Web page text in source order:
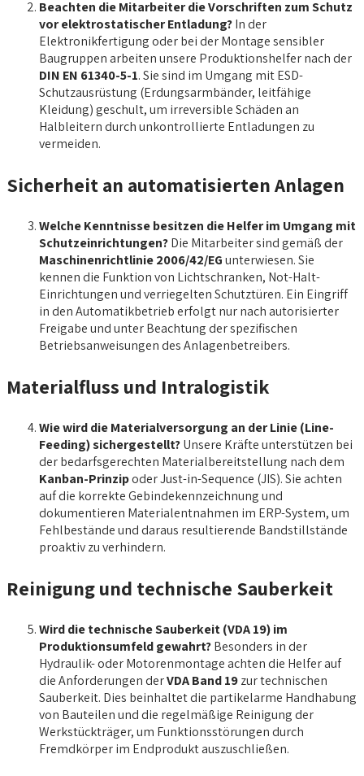
Beachten die Mitarbeiter die Vorschriften zum Schutz
vor elektrostatischer Entladung?In der
Elektronikfertigung oder bei der Montage sensibler
Baugruppen arbeiten unsere Produktionshelfer nach der
DIN EN 61340-5-1. Sie sind im Umgang mit ESD-
Schutzausrüstung (Erdungsarmbänder, leitfähige
Kleidung) geschult, um irreversible Schäden an
Halbleitern durch unkontrollierte Entladungen zu
vermeiden.
Sicherheit an automatisierten Anlagen
Welche Kenntnisse besitzen die Helfer im Umgang mit
Schutzeinrichtungen?Die Mitarbeiter sind gemäß der
Maschinenrichtlinie 2006/42/EGunterwiesen. Sie
kennen die Funktion von Lichtschranken, Not-Halt-
Einrichtungen und verriegelten Schutztüren. Ein Eingriff
in den Automatikbetrieb erfolgt nur nach autorisierter
Freigabe und unter Beachtung der spezifischen
Betriebsanweisungen des Anlagenbetreibers.
Materialfluss und Intralogistik
Wie wird die Materialversorgung an der Linie (Line-
Feeding) sichergestellt?Unsere Kräfte unterstützen bei
der bedarfsgerechten Materialbereitstellung nach dem
Kanban-Prinzipoder Just-in-Sequence (JIS). Sie achten
auf die korrekte Gebindekennzeichnung und
dokumentieren Materialentnahmen im ERP-System, um
Fehlbestände und daraus resultierende Bandstillstände
proaktiv zu verhindern.
Reinigung und technische Sauberkeit
Wird die technische Sauberkeit (VDA 19) im
Produktionsumfeld gewahrt?Besonders in der
Hydraulik- oder Motorenmontage achten die Helfer auf
die Anforderungen derVDA Band 19zur technischen
Sauberkeit. Dies beinhaltet die partikelarme Handhabung
von Bauteilen und die regelmäßige Reinigung der
Werkstückträger, um Funktionsstörungen durch
Fremdkörper im Endprodukt auszuschließen.